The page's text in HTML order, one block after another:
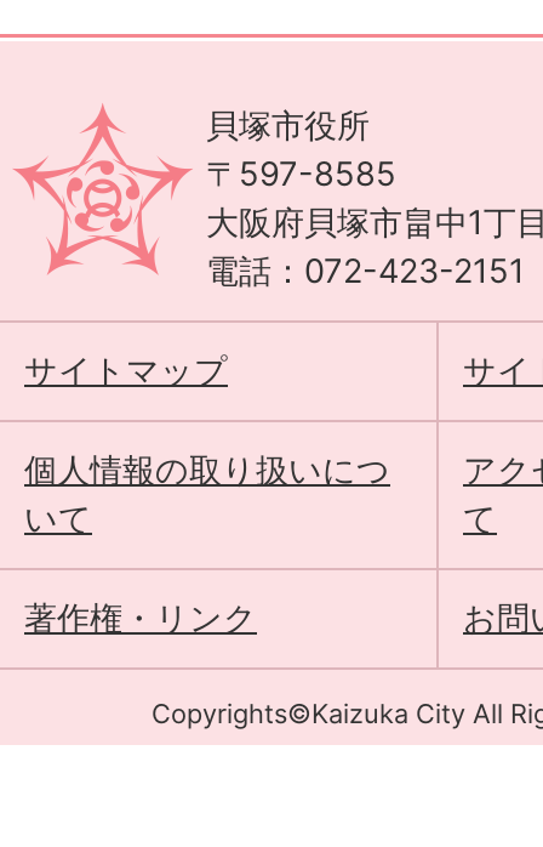
貝塚市役所
〒597-8585
大阪府貝塚市畠中1丁
電話：072-423-2151
サイトマップ サイ
個人情報の取り扱いにつ
いて
アク
て
著作権・リンク お問
Copyrights©Kaizuka City All